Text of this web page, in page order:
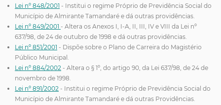
Lei nº 848/2001 - Institui o regime Próprio de Previdência Social do
Município de Almirante Tamandaré e dá outras providências.
Lei nº 849/2001 - Altera os Anexos I, I-A, II, III, IV e VIII da Lei nº
637/98, de 24 de outubro de 1998 e dá outras providências.
Lei nº 851/2001 - Dispõe sobre o Plano de Carreira do Magistério
Público Municipal.
Lei nº 884/2002 - Altera o § 1º, do artigo 90, da Lei 637/98, de 24 de
novembro de 1998.
Lei nº 891/2002 - Institui o regime Próprio de Previdência Social do
Município de Almirante Tamandaré e dá outras Providências.